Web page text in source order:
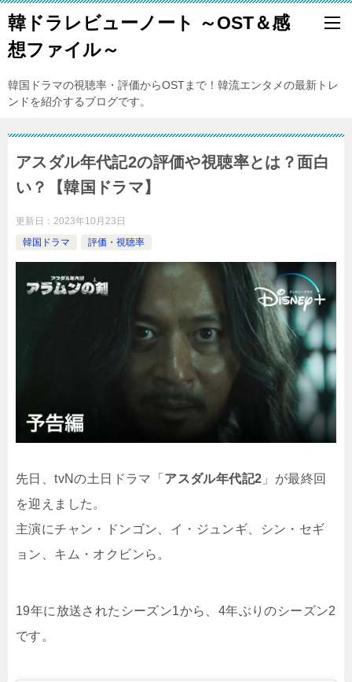
韓ドラレビューノート ～OST＆感
想ファイル～
韓国ドラマの視聴率・評価からOSTまで！韓流エンタメの最新トレ
ンドを紹介するブログです。
アスダル年代記2の評価や視聴率とは？面白
い？【韓国ドラマ】
更新日： 2023年10月23日
韓国ドラマ
評価・視聴率
先日、tvNの土日ドラマ「 アスダル年代記2 」が最終回
を迎えました。
主演にチャン・ドンゴン、イ・ジュンギ、シン・セギ
ョン、キム・オクビンら。
19年に放送されたシーズン1から、4年ぶりのシーズン2
です。